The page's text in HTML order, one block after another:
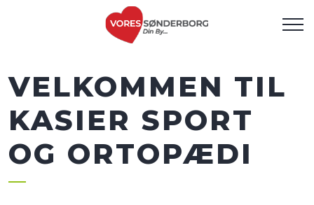
VELKOMMEN TIL
KASIER SPORT
OG ORTOPÆDI